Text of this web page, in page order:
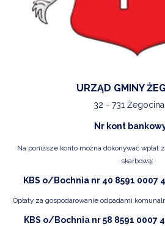
URZĄD GMINY
32 - 731
Nr kont
Na poniższe konto można dokonywać wpłat
skarbową:
KBS o/Bochnia nr 40 8591 0007
Opłaty za gospodarowanie odpadami
KBS o/Bochnia nr 58 8591 0007